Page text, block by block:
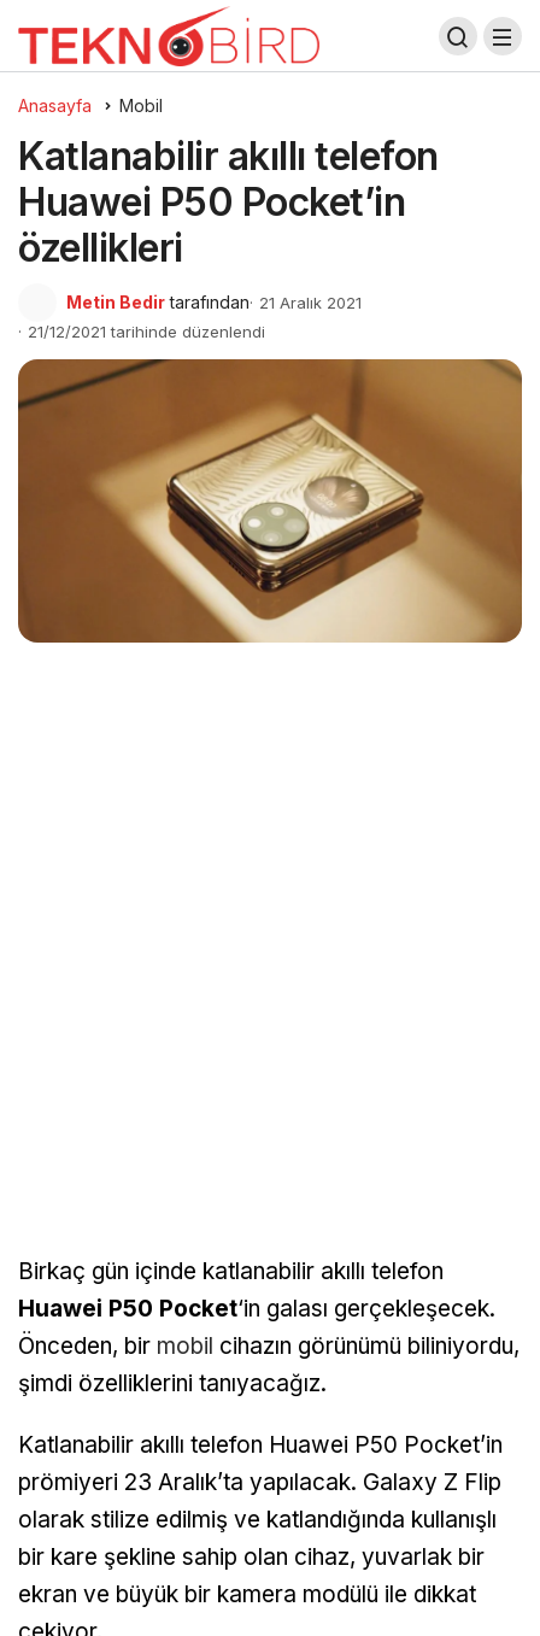
Anasayfa Mobil
Katlanabilir akıllı telefon
Huawei P50 Pocket’in
özellikleri
Metin Bedir tarafından
21 Aralık 2021
21/12/2021 tarihinde düzenlendi
Birkaç gün içinde katlanabilir akıllı telefon
Huawei P50 Pocket‘in galası gerçekleşecek.
Önceden, bir mobil cihazın görünümü biliniyordu,
şimdi özelliklerini tanıyacağız.
Katlanabilir akıllı telefon Huawei P50 Pocket’in
prömiyeri 23 Aralık’ta yapılacak. Galaxy Z Flip
olarak stilize edilmiş ve katlandığında kullanışlı
bir kare şekline sahip olan cihaz, yuvarlak bir
ekran ve büyük bir kamera modülü ile dikkat